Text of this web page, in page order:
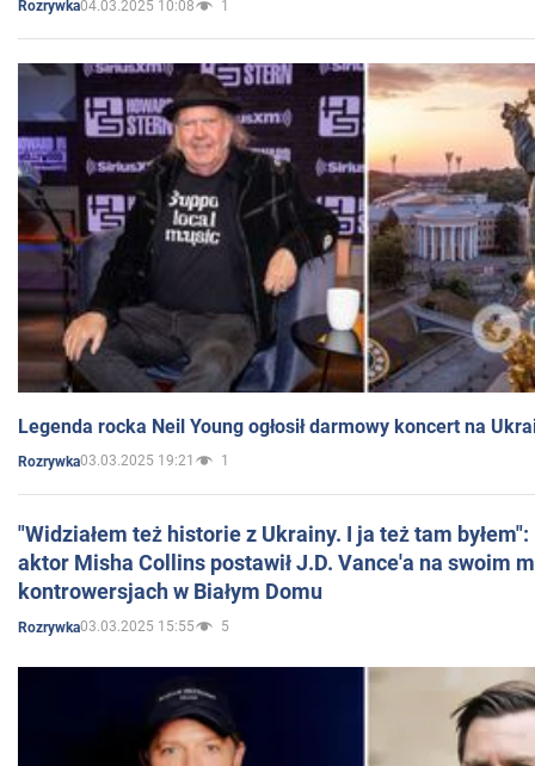
Rozrywka04.03.2025 10:08 1
Legenda rocka Neil Young ogłosił darmowy koncert na
Rozrywka03.03.2025 19:21 1
"Widziałem też historie z Ukrainy. I ja też tam
aktor Misha Collins postawił J.D. Vance'a na swoim
kontrowersjach w Białym Domu
Rozrywka03.03.2025 15:55 5